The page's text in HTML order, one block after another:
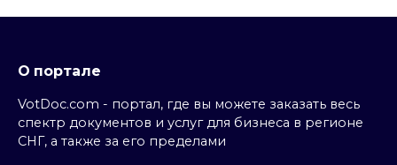
О портале
VotDoc.com - портал, где вы можете заказать весь
спектр документов и услуг для бизнеса в регионе
СНГ, а также за его пределами